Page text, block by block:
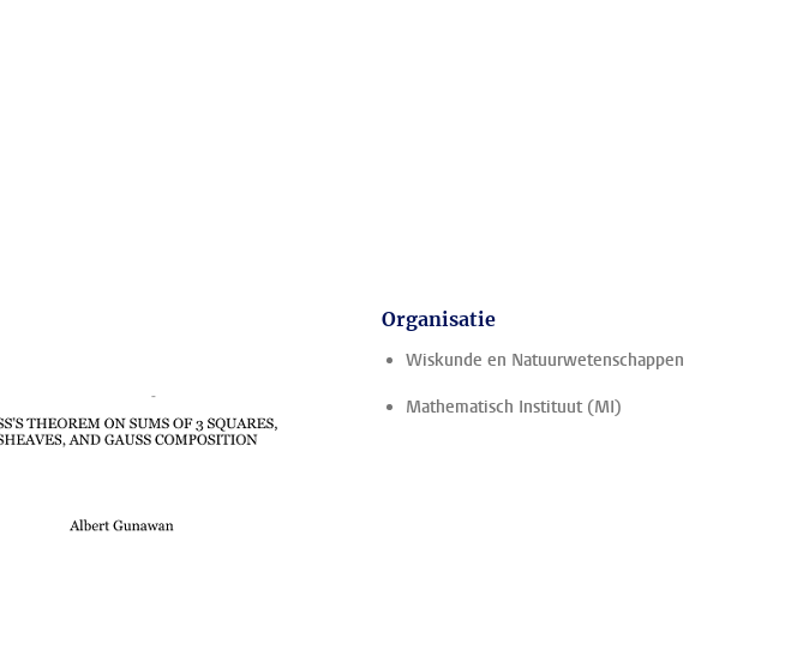
Organisatie
Wiskunde en Natuurwetenschappen
Mathematisch Instituut (MI)